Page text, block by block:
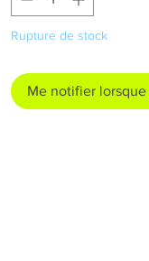
Rupture de stock
Me notifier lorsque